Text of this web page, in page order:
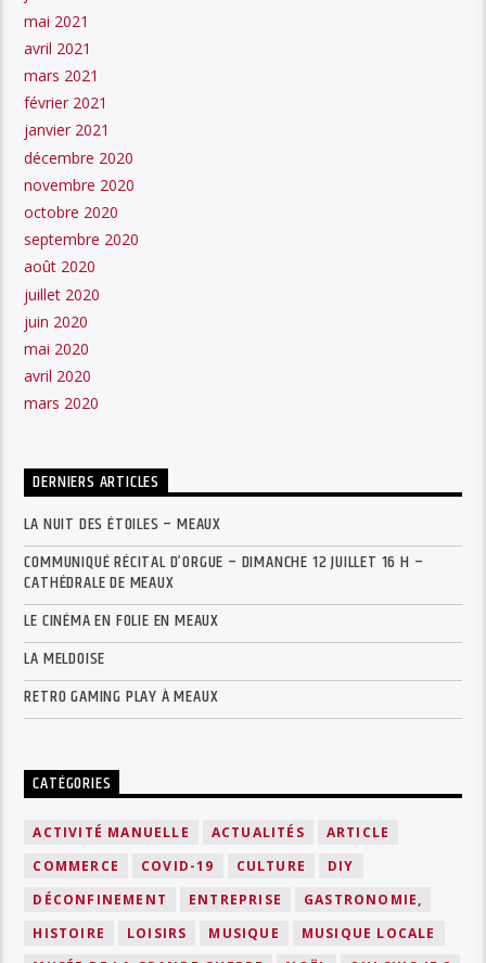
mai 2021
avril 2021
mars 2021
février 2021
janvier 2021
décembre 2020
novembre 2020
octobre 2020
septembre 2020
août 2020
juillet 2020
juin 2020
mai 2020
avril 2020
mars 2020
DERNIERS ARTICLES
LA NUIT DES ÉTOILES – MEAUX
COMMUNIQUÉ RÉCITAL D’ORGUE – DIMANCHE 12 JUILLET 16 H –
CATHÉDRALE DE MEAUX
LE CINÉMA EN FOLIE EN MEAUX
LA MELDOISE
RETRO GAMING PLAY À MEAUX
CATÉGORIES
ACTIVITÉ MANUELLE ACTUALITÉS
ARTICLE
COMMERCE
COVID-19 CULTURE
DIY
DÉCONFINEMENT
ENTREPRISE
GASTRONOMIE,
HISTOIRE
LOISIRS MUSIQUE
MUSIQUE LOCALE